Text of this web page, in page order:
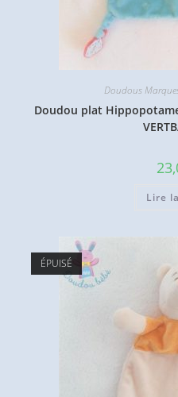
Doudous
Doudou plat
Lire
ÉPUISÉ